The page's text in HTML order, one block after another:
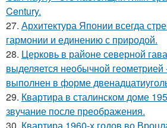
Century.
27. Архитектура Японии всегда
гармонии и единению с природой.
28. Церковь в районе северной
выделяется необычной геометрией
выполнен в форме
29. Квартира в сталинском доме
звучание после преображения.
30. Квартира 1960-х годов во